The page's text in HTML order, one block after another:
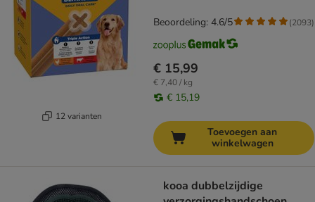
12 varianten
€ 15,99
€ 7,40 / kg
€ 15,19
Beoordeling: 4.6/5 (2093)
Toevoegen aan
winkelwagen
kooa dubbelzijdige